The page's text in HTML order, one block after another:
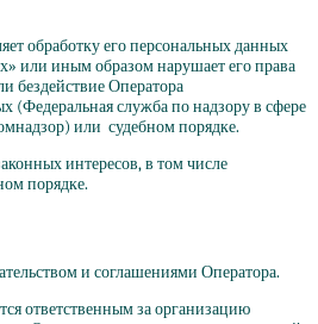
обработку его персональных данных
или иным образом нарушает его права
бездействие Оператора
(Федеральнаяслужба по надзору в сфере
или судебном порядке.
интересов, в том числе
порядке.
и соглашениями Оператора.
ответственным за организацию